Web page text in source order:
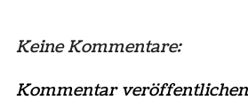
Keine Kommentare:
Kommentar veröffentlichen